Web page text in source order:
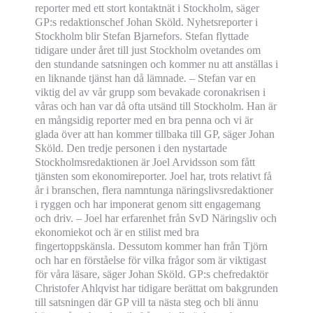
reporter med ett stort kontaktnät i Stockholm, säger
GP:s redaktionschef Johan Sköld. Nyhetsreporter i
Stockholm blir Stefan Bjarnefors. Stefan flyttade
tidigare under året till just Stockholm ovetandes om
den stundande satsningen och kommer nu att anställas i
en liknande tjänst han då lämnade. – Stefan var en
viktig del av vår grupp som bevakade coronakrisen i
våras och han var då ofta utsänd till Stockholm. Han är
en mångsidig reporter med en bra penna och vi är
glada över att han kommer tillbaka till GP, säger Johan
Sköld. Den tredje personen i den nystartade
Stockholmsredaktionen är Joel Arvidsson som fått
tjänsten som ekonomireporter. Joel har, trots relativt få
år i branschen, flera namntunga näringslivsredaktioner
i ryggen och har imponerat genom sitt engagemang
och driv. – Joel har erfarenhet från SvD Näringsliv och
ekonomiekot och är en stilist med bra
fingertoppskänsla. Dessutom kommer han från Tjörn
och har en förståelse för vilka frågor som är viktigast
för våra läsare, säger Johan Sköld. GP:s chefredaktör
Christofer Ahlqvist har tidigare berättat om bakgrunden
till satsningen där GP vill ta nästa steg och bli ännu